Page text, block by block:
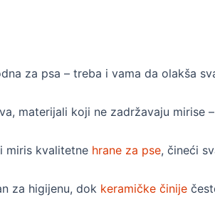
za psa – treba i vama da olakša
materijali koji ne zadržavaju
miris kvalitetne hrane za pse, čineći
za higijenu, dok keramičke činije